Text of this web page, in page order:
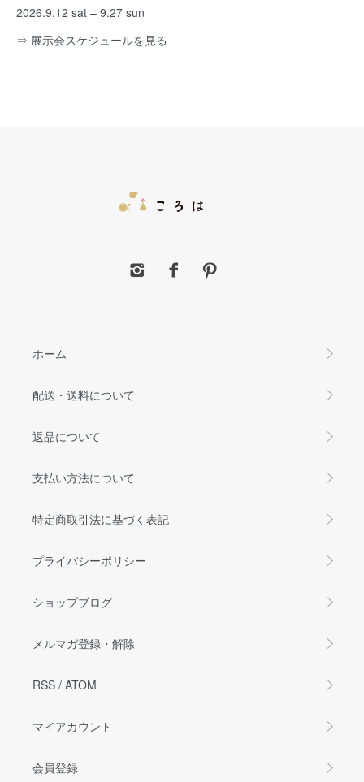
2026.9.12 sat – 9.27 sun
⇒ 展示会スケジュールを見る
ホーム
配送・送料について
返品について
支払い方法について
特定商取引法に基づく表記
プライバシーポリシー
ショップブログ
メルマガ登録・解除
RSS / ATOM
マイアカウント
会員登録